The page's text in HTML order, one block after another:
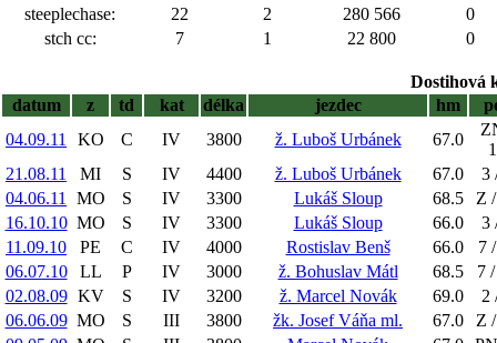
steeplechase:
22 2 280 566
0
stch cc:
7 1 22 800 0
Dostihová
datum
z td kat délka jezdec hm
04.09.11
KO C IV 3800 ž. Luboš Urbánek 67.0
21.08.11
MI S IV 4400 ž. Luboš Urbánek 67.0
3
04.06.11
MO S IV 3300 Lukáš Sloup 68.5
Z
16.10.10 MO S IV 3300 Lukáš Sloup 66.0
3
11.09.10
PE C IV 4000 Rostislav Benš 66.0
7
06.07.10
LL P IV 3000 ž. Bohuslav Mátl 68.5
7
02.08.09 KV S IV 3200 ž. Marcel Novák 69.0
2
06.06.09 MO S III 3800 žk. Josef Váňa ml. 67.0
Z